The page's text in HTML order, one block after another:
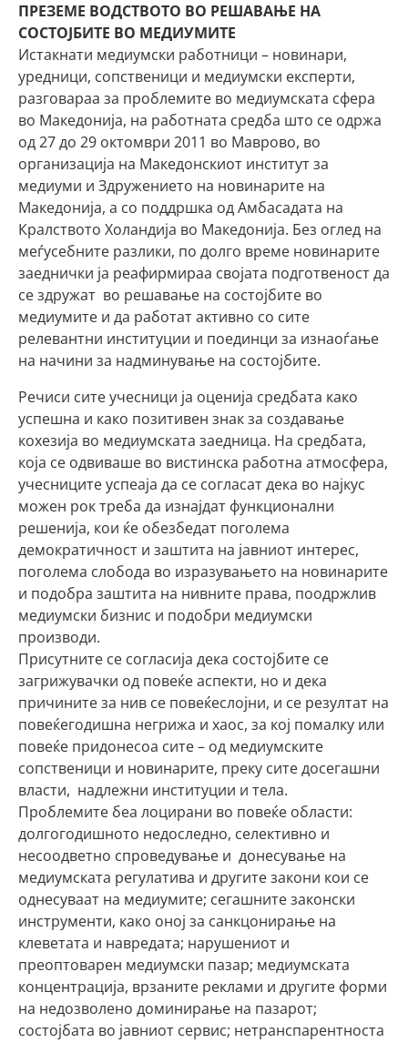
ПРЕЗЕМЕ ВОДСТВОТО ВО РЕШАВАЊЕ НА
СОСТОЈБИТЕ ВО МЕДИУМИТЕ
Истакнати медиумски работници – новинари,
уредници, сопственици и медиумски експерти,
разговараа за проблемите во медиумската сфера
во Македонија, на работната средба што се одржа
од 27 до 29 октомври 2011 во Маврово, во
организација на Македонскиот институт за
медиуми и Здружението на новинарите на
Македонија, а со поддршка од Амбасадата на
Кралството Холандија во Македонија. Без оглед на
меѓусебните разлики, по долго време новинарите
заеднички ја реафирмираа својата подготвеност да
се здружат во решавање на состојбите во
медиумите и да работат активно со сите
релевантни институции и поединци за изнаоѓање
на начини за надминување на состојбите.
Речиси сите учесници ја оценија средбата како
успешна и како позитивен знак за создавање
кохезија во медиумската заедница. На средбата,
која се одвиваше во вистинска работна атмосфера,
учесниците успеаја да се согласат дека во најкус
можен рок треба да изнајдат функционални
решенија, кои ќе обезбедат поголема
демократичност и заштита на јавниот интерес,
поголема слобода во изразувањето на новинарите
и подобра заштита на нивните права, поодржлив
медиумски бизнис и подобри медиумски
производи.
Присутните се согласија дека состојбите се
загрижувачки од повеќе аспекти, но и дека
причините за нив се повеќеслојни, и се резултат на
повеќегодишна негрижа и хаос, за кој помалку или
повеќе придонесоа сите – од медиумските
сопственици и новинарите, преку сите досегашни
власти, надлежни институции и тела.
Проблемите беа лоцирани во повеќе области:
долгогодишното недоследно, селективно и
несоодветно спроведување и донесување на
медиумската регулатива и другите закони кои се
однесуваат на медиумите; сегашните законски
инструменти, како оној за санкцонирање на
клеветата и навредата; нарушениот и
преоптоварен медиумски пазар; медиумската
концентрација, врзаните реклами и другите форми
на недозволено доминирање на пазарот;
состојбата во јавниот сервис; нетранспарентноста